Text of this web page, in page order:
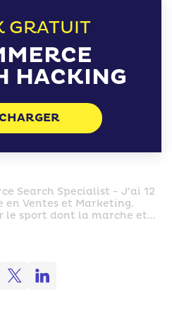
GRATUIT
HACKING
Search Specialist - J’ai 12
en Ventes et Marketing.
le sport dont la marche et...